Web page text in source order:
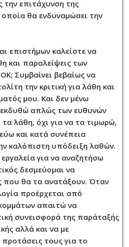
την επιτάχυνση της
οποία θα ενδυναμώσει την
επιστήμων καλείστε να
και παραλείψεις των
Συμβαίνει βεβαίως να
την κριτική για λάθη και
μου. Και δεν μένω
απλώς των ευθυνών
λάθη, όχι για να τα τιμωρώ,
και κατά συνέπεια
καλόπιστη υπόδειξη λαθών.
για να αναζητήσω
δεσμεύομαι να
που θα τα ανατάξουν. Όταν
προέρχεται από
απαιτώ να
συνεισφορά της παράταξής
αλλά και να με
τους για το